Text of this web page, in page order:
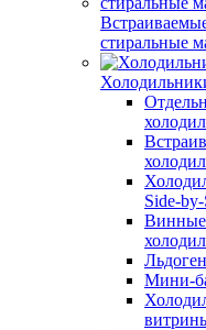
стиральные
Side-
Винные
Мини-